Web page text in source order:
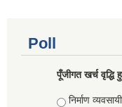
Poll
पूँजीगत खर्च
Choices
निर्माण